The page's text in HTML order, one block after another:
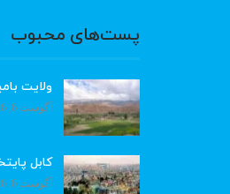
پست‌های محبوب
ولایت
آگوست 6, 2026
کابل
آگوست 6, 2026